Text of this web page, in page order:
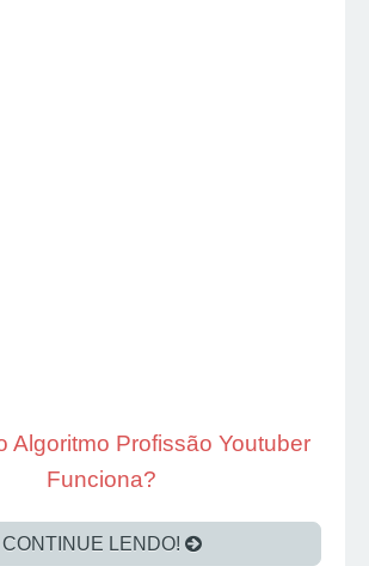
Algoritmo Profissão Youtuber
Funciona?
CONTINUE LENDO!